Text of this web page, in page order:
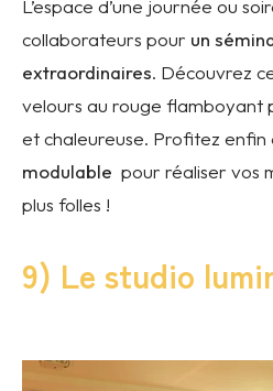
L’espace d’une journée ou
collaborateurs pour un
extraordinaires. Découvrez
velours au rouge flamboyant
et chaleureuse. Profitez enfin
modulable pour réaliser vos
plus folles !
9) Le studio